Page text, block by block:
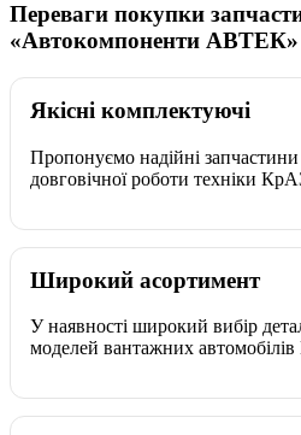
Переваги покупки
«Автокомпоненти АВТЕК»
Якісні комплектуючі
Пропонуємо надійні запчастини
довговічної роботи техніки
Широкий асортимент
У наявності широкий вибір
моделей вантажних